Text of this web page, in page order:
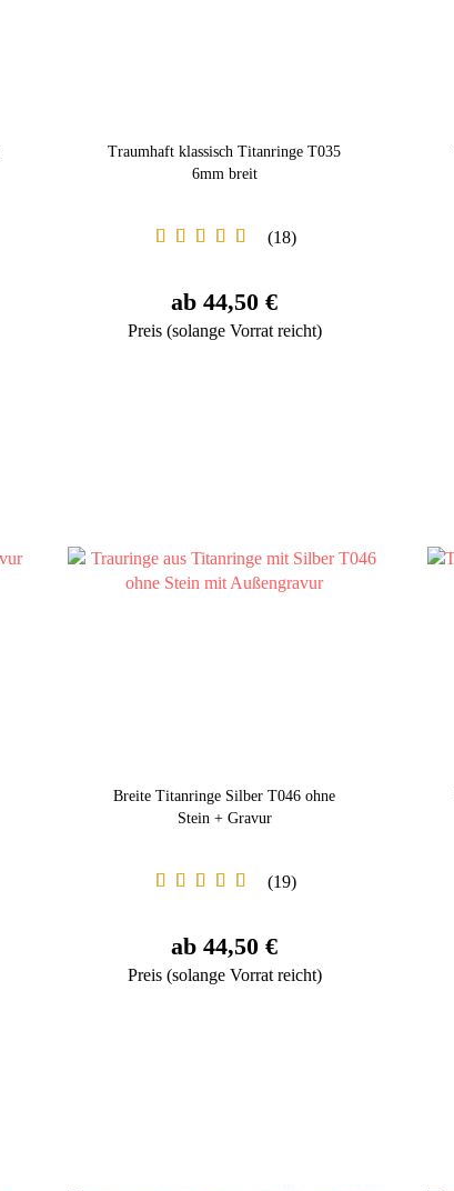
Traumhaft klassisch Titanringe T035
6mm breit
18
ab 44,50 €
Preis (solange Vorrat reicht)
Breite Titanringe Silber T046 ohne
Stein + Gravur
19
ab 44,50 €
Preis (solange Vorrat reicht)